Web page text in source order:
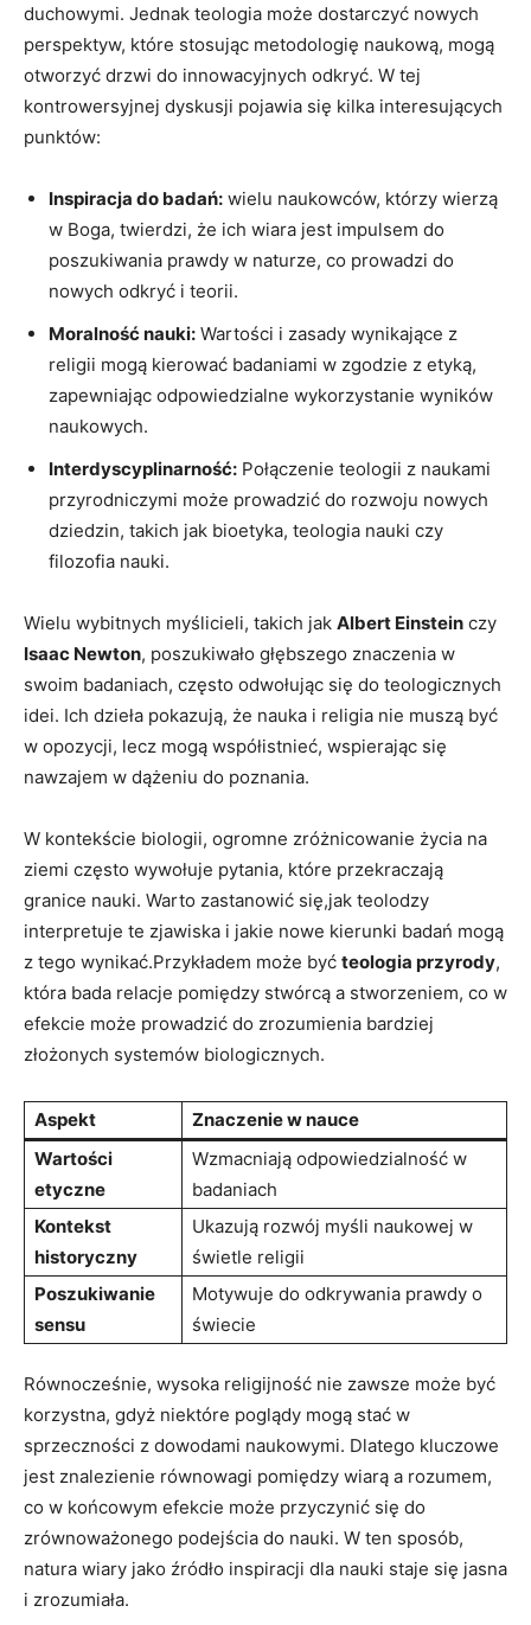
duchowymi. Jednak teologia może dostarczyć nowych
perspektyw, które stosując metodologię naukową, mogą
otworzyć drzwi do innowacyjnych odkryć. W tej
kontrowersyjnej dyskusji pojawia się kilka interesujących
punktów:
Inspiracja do badań: wielu naukowców, którzy wierzą
w Boga, twierdzi, że ich wiara jest impulsem do
poszukiwania prawdy w naturze, co prowadzi do
nowych odkryć i teorii.
Moralność nauki: Wartości i zasady wynikające z
religii mogą kierować badaniami w zgodzie z etyką,
zapewniając odpowiedzialne wykorzystanie wyników
naukowych.
Interdyscyplinarność: Połączenie teologii z naukami
przyrodniczymi może prowadzić do rozwoju nowych
dziedzin, takich jak bioetyka, teologia nauki czy
filozofia nauki.
Wielu wybitnych myślicieli, takich jak Albert Einstein czy
Isaac Newton, poszukiwało głębszego znaczenia w
swoim badaniach, często odwołując się do teologicznych
idei. Ich dzieła pokazują, że nauka i religia nie muszą być
w opozycji, lecz mogą współistnieć, wspierając się
nawzajem w dążeniu do poznania.
W kontekście biologii, ogromne zróżnicowanie życia na
ziemi często wywołuje pytania, które przekraczają
granice nauki. Warto zastanowić się,jak teolodzy
interpretuje te zjawiska i jakie nowe kierunki badań mogą
z tego wynikać.Przykładem może być teologia przyrody,
która bada relacje pomiędzy stwórcą a stworzeniem, co w
efekcie może prowadzić do zrozumienia bardziej
złożonych systemów biologicznych.
Aspekt
Znaczenie w nauce
Wartości
etyczne
Wzmacniają odpowiedzialność w
badaniach
Kontekst
historyczny
Ukazują rozwój myśli naukowej w
świetle religii
Poszukiwanie
sensu
Motywuje do odkrywania prawdy o
świecie
Równocześnie, wysoka religijność nie zawsze może być
korzystna, gdyż niektóre poglądy mogą stać w
sprzeczności z dowodami naukowymi. Dlatego kluczowe
jest znalezienie równowagi pomiędzy wiarą a rozumem,
co w końcowym efekcie może przyczynić się do
zrównoważonego podejścia do nauki. W ten sposób,
natura wiary jako źródło inspiracji dla nauki staje się jasna
i zrozumiała.